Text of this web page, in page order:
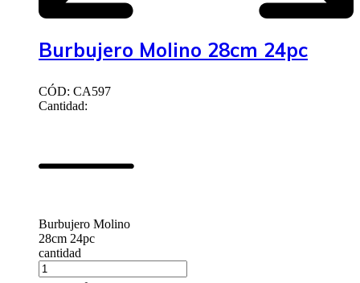
Burbujero Molino 28cm 24pc
CÓD: CA597
Cantidad:
Burbujero Molino
28cm 24pc
cantidad